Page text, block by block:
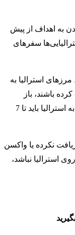
به اهداف از پیش
سفرهای
استرالیا به‌
باشند، باز
خواهد شد. این گروه از مسافران پس از ورود به استرالیا باید تا 7
نکرده یا واکسن
استرالیا نباشد،